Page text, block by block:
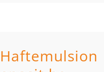
Haftemulsion